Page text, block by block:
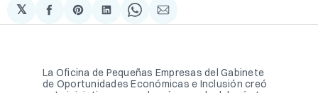
𝕏
Compartir
en
Share
on
Compartir
en
Share
on
Compartir
via
La Oficina de Pequeñas Empresas del Gabinete
de Oportunidades Económicas e Inclusión creó